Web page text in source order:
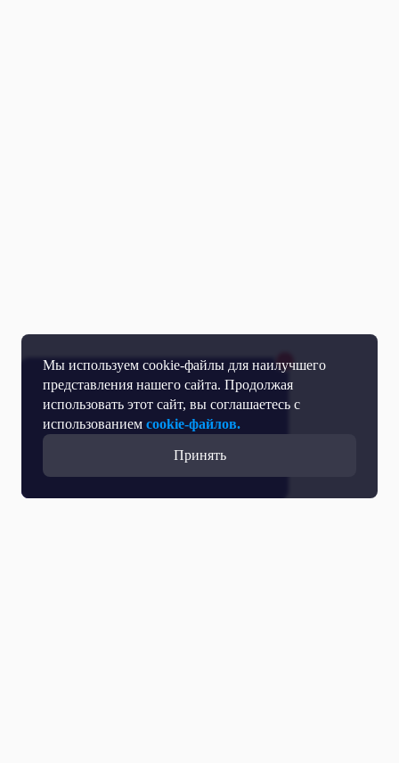
Мы используем cookie-файлы для наилучшего
представления нашего сайта. Продолжая
использовать этот сайт, вы соглашаетесь с
использованием cookie-файлов.
Принять